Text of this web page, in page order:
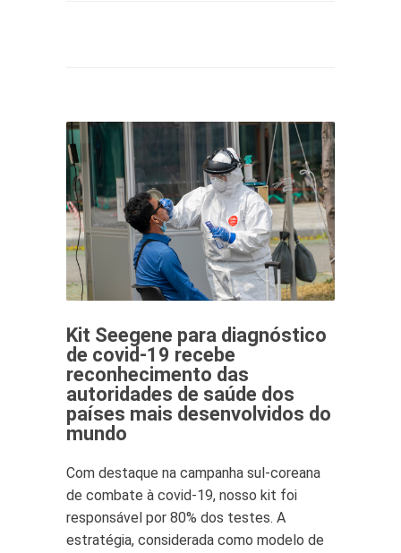
Kit Seegene para diagnóstico
de covid-19 recebe
reconhecimento das
autoridades de saúde dos
países mais desenvolvidos do
mundo
Com destaque na campanha sul-coreana
de combate à covid-19, nosso kit foi
responsável por 80% dos testes. A
estratégia, considerada como modelo de